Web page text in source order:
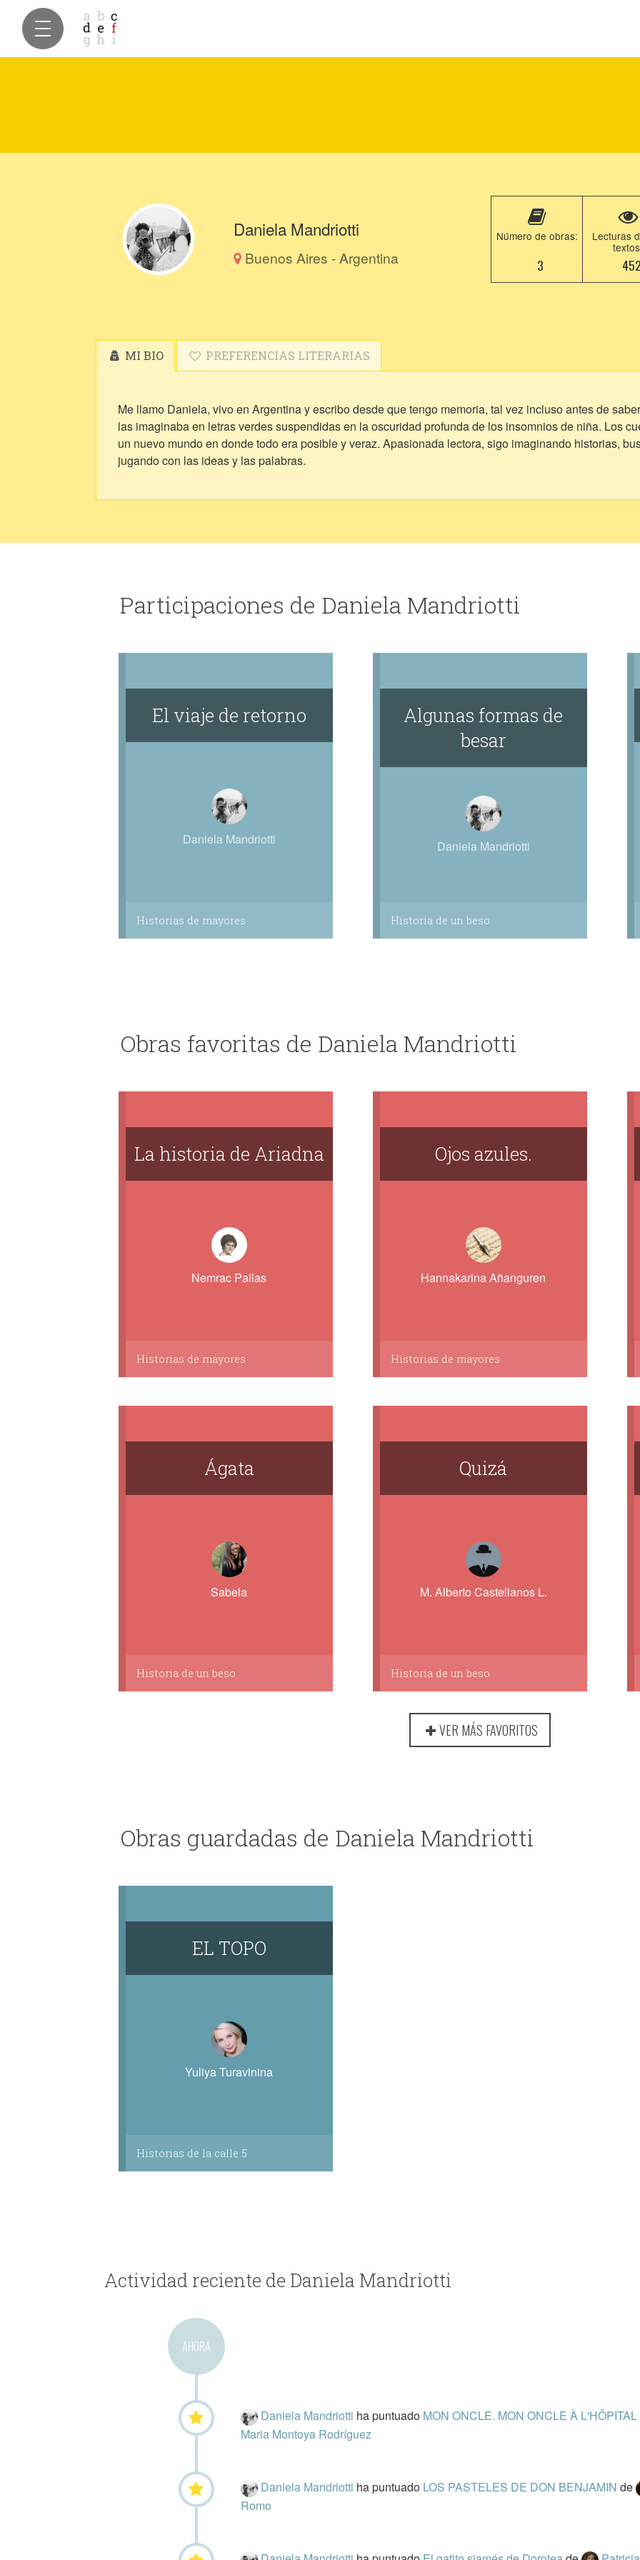
Daniela Mandriotti
Buenos Aires - Argentina
Número de obras:
3
Lecturas
452
MI BIO PREFERENCIAS LITERARIAS
Me llamo Daniela, vivo en Argentina y escribo desde que tengo memoria, tal vez incluso antes de
las imaginaba en letras verdes suspendidas en la oscuridad profunda de los insomnios de niña. Los
un nuevo mundo en donde todo era posible y veraz. Apasionada lectora, sigo imaginando historias,
jugando con las ideas y las palabras.
Participaciones de Daniela Mandriotti
El viaje de retorno
Daniela Mandriotti
Historias de mayores
Algunas formas de
besar
Daniela Mandriotti
Historia de un beso
Obras favoritas de Daniela Mandriotti
La historia de Ariadna
Nemrac Pallas
Historias de mayores
Ojos azules.
Hannakarina Añanguren
Historias de mayores
Ágata
Sabela
Historia de un beso
Quizá
M. Alberto Castellanos L.
Historia de un beso
VER MÁS FAVORITOS
Obras guardadas de Daniela Mandriotti
EL TOPO
Yuliya Turavinina
Historias de la calle 5
Actividad reciente de Daniela Mandriotti
AHORA
Daniela Mandriotti ha puntuado MON ONCLE. MON ONCLE À L'HÔPITAL
Maria Montoya Rodríguez
Daniela Mandriotti ha puntuado LOS PASTELES DE DON BENJAMIN de
Romo